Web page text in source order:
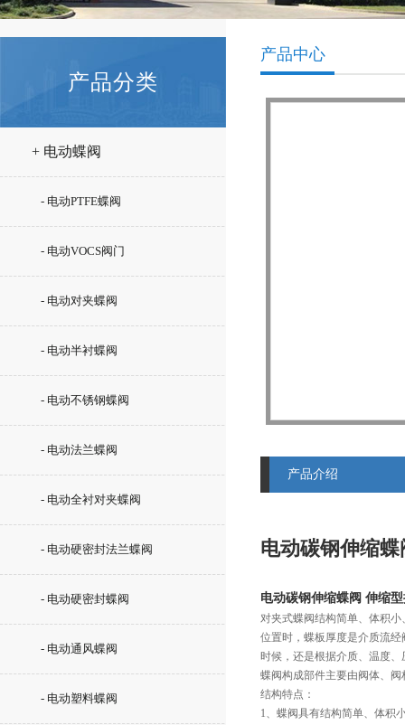
产品分类
+ 电动蝶阀
- 电动PTFE蝶阀
- 电动VOCS阀门
- 电动对夹蝶阀
- 电动半衬蝶阀
- 电动不锈钢蝶阀
- 电动法兰蝶阀
- 电动全衬对夹蝶阀
- 电动硬密封法兰蝶阀
- 电动硬密封蝶阀
- 电动通风蝶阀
- 电动塑料蝶阀
产品中心
产品介绍
电动碳钢伸缩
电动碳钢伸缩蝶阀 伸缩
对夹式蝶阀结构简单、体积
位置时，蝶板厚度是介质流
时候，还是根据介质、温度
蝶阀构成部件主要由阀体、
结构特点：
1、蝶阀具有结构简单、体积